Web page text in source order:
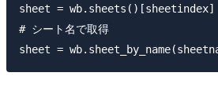
sheet = wb.sheets()[sheetindex]
# シート名で取得